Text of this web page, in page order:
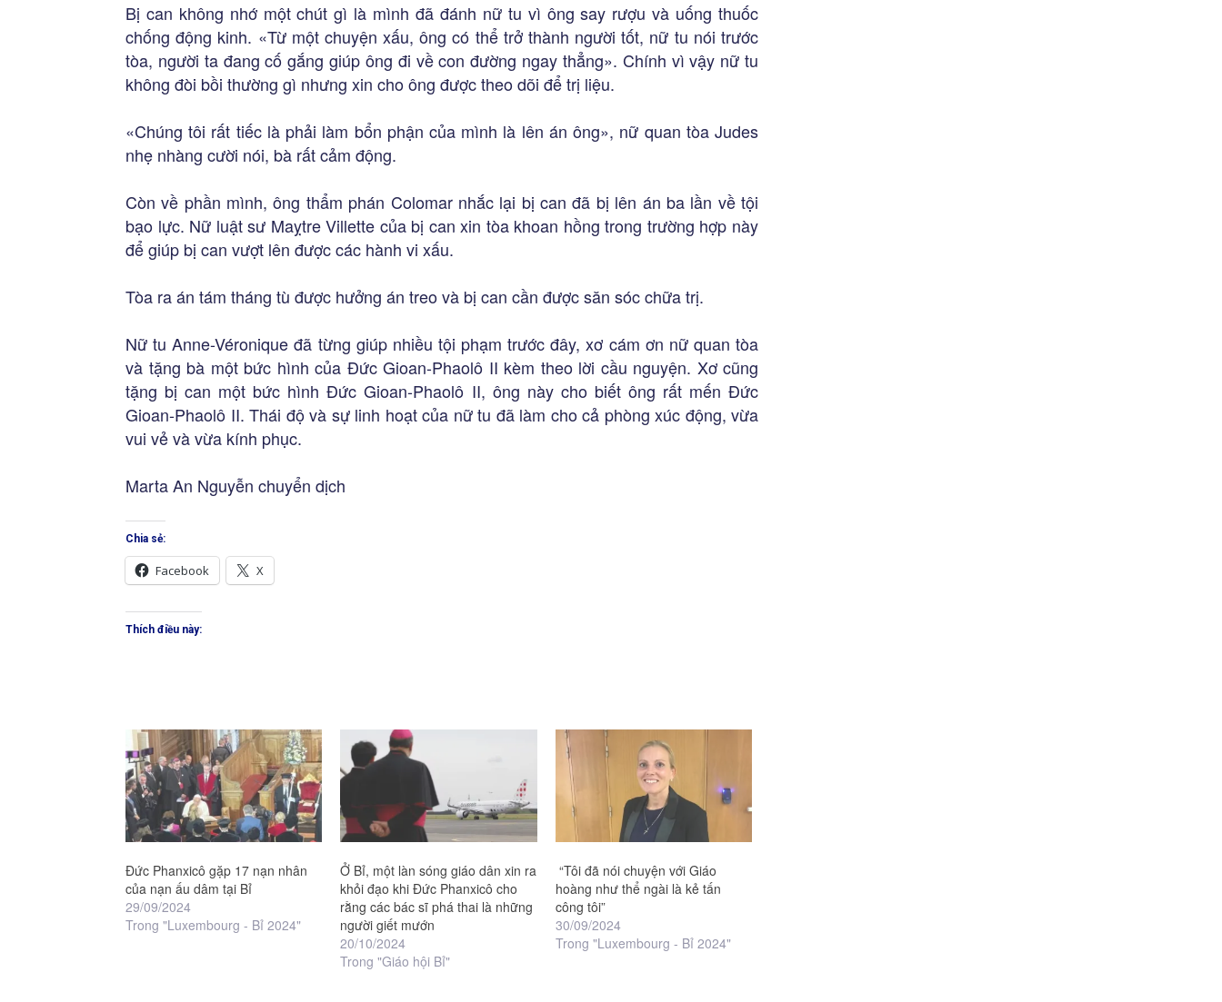
Bị can không nhớ một chút gì là mình đã đánh nữ tu vì ông say rượu và uống thuốc
chống động kinh. «Từ một chuyện xấu, ông có thể trở thành người tốt, nữ tu nói trước
tòa, người ta đang cố gắng giúp ông đi về con đường ngay thẳng». Chính vì vậy nữ tu
không đòi bồi thường gì nhưng xin cho ông được theo dõi để trị liệu.
«Chúng tôi rất tiếc là phải làm bổn phận của mình là lên án ông», nữ quan tòa Judes
nhẹ nhàng cười nói, bà rất cảm động.
Còn về phần mình, ông thẩm phán Colomar nhắc lại bị can đã bị lên án ba lần về tội
bạo lực. Nữ luật sư Maỵtre Villette của bị can xin tòa khoan hồng trong trường hợp này
để giúp bị can vượt lên được các hành vi xấu.
Tòa ra án tám tháng tù được hưởng án treo và bị can cần được săn sóc chữa trị.
Nữ tu Anne-Véronique đã từng giúp nhiều tội phạm trước đây, xơ cám ơn nữ quan tòa
và tặng bà một bức hình của Đức Gioan-Phaolô II kèm theo lời cầu nguyện. Xơ cũng
tặng bị can một bức hình Đức Gioan-Phaolô II, ông này cho biết ông rất mến Đức
Gioan-Phaolô II. Thái độ và sự linh hoạt của nữ tu đã làm cho cả phòng xúc động, vừa
vui vẻ và vừa kính phục.
Marta An Nguyễn chuyển dịch
Chia sẻ:
Facebook X
Thích điều này:
Đức Phanxicô gặp 17 nạn nhân
của nạn ấu dâm tại Bỉ
29/09/2024
Trong "Luxembourg - Bỉ 2024"
Ở Bỉ, một làn sóng giáo dân xin ra
khỏi đạo khi Đức Phanxicô cho
rằng các bác sĩ phá thai là những
người giết mướn
20/10/2024
Trong "Giáo hội Bỉ"
“Tôi đã nói chuyện với Giáo
hoàng như thể ngài là kẻ tấn
công tôi”
30/09/2024
Trong "Luxembourg - Bỉ 2024"